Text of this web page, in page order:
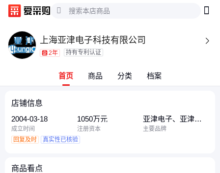
上海亚津电子科技有限公司 
2年 持有专利认证
首页 商品 分类 档案
店铺信息
2004-03-18
成立时间
1050万元
注册资本
亚津电子、亚津、
亚津电子科技
主要品牌
回复及时
真实性已核验
商品看点